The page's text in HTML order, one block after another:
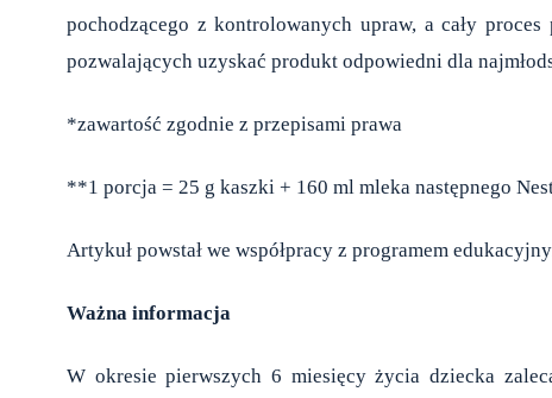
pochodzącego z kontrolowanych upraw, a cały
pozwalających uzyskać produkt odpowiedni dla
*zawartość zgodnie z przepisami prawa
**1 porcja = 25 g kaszki + 160 ml mleka następnego
Artykuł powstał we współpracy z programem
Ważna informacja
W okresie pierwszych 6 miesięcy życia dziecka